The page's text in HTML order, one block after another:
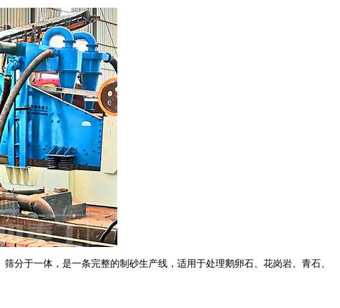
分于一体，是一条完整的制砂生产线，适用于处理鹅卵石、花岗岩、青石、